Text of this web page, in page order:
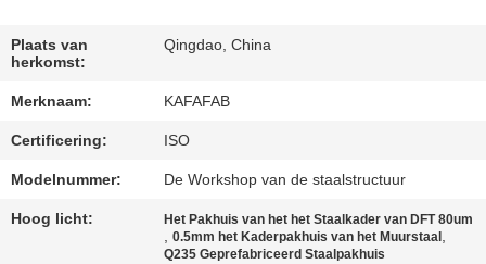
FABRIEKSTOUR
NEEM
CONTACT
Plaats van
herkomst:
Qingdao, China
Merknaam: KAFAFAB
Certificering: ISO
Modelnummer: De Workshop van de staalstructuur
Hoog licht: Het Pakhuis van het het Staalkader van DFT 80um
,0.5mm het Kaderpakhuis van het Muurstaal ,
Q235 Geprefabriceerd Staalpakhuis